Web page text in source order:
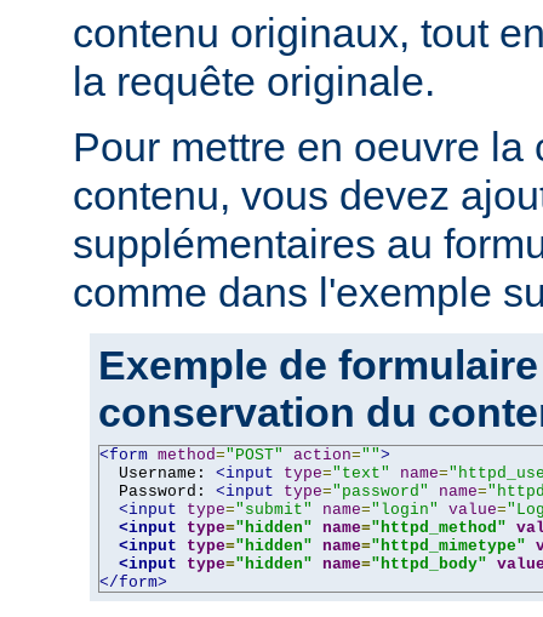
contenu originaux, tout
la requête originale.
Pour mettre en oeuvre la
contenu, vous devez
supplémentaires au
comme dans l'exemple
Exemple de
conservation du
<form method="POST" action="">
  Username:
<input type="text" name=
  Password:
<input type="password" name=
<input
type="submit" name="login" value=
<input
type="hidden" name="httpd_method"
<input
type="hidden" name="httpd_mimetype"
<input
type="hidden" name="httpd_body"
</form>